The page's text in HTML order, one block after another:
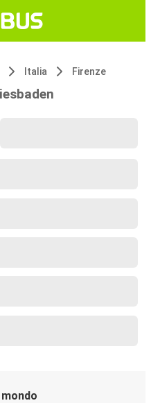
Italia Firenze